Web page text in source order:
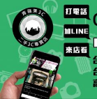
至
內
容